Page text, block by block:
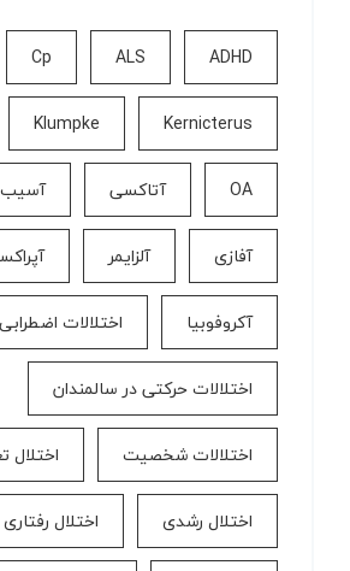
ADHD
ALS
Cp
Kernicterus
Klumpke
OA آتاکسی
آفازی آلزایمر
آکروفوبیا اختلالات اضطرابی
اختلالات حرکتی در سالمندان
اختلالات شخصیت اختلال
اختلال رشدی اختلال رفتاری